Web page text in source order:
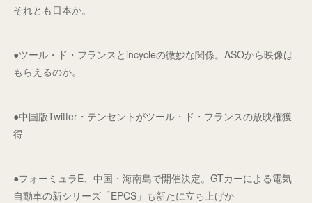
それとも日本か。
●ツール・ド・フランスとincycleの微妙な関係。ASOから映像は
もらえるのか。
●中国版Twitter・テンセントがツール・ド・フランスの放映権獲
得
●フォーミュラE、中国・海南島で開催決定。GTカーによる電気
自動車の新シリーズ「EPCS」も新たに立ち上げか